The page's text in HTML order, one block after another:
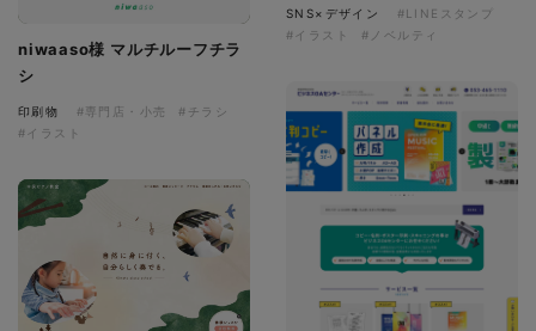
niwaaso様 マルチルーフチラ
シ
印刷物 #専門店・小売
#チラシ
#イラスト
SNS×デザイン
#LINEスタンプ
#イラスト
#ノベルティ